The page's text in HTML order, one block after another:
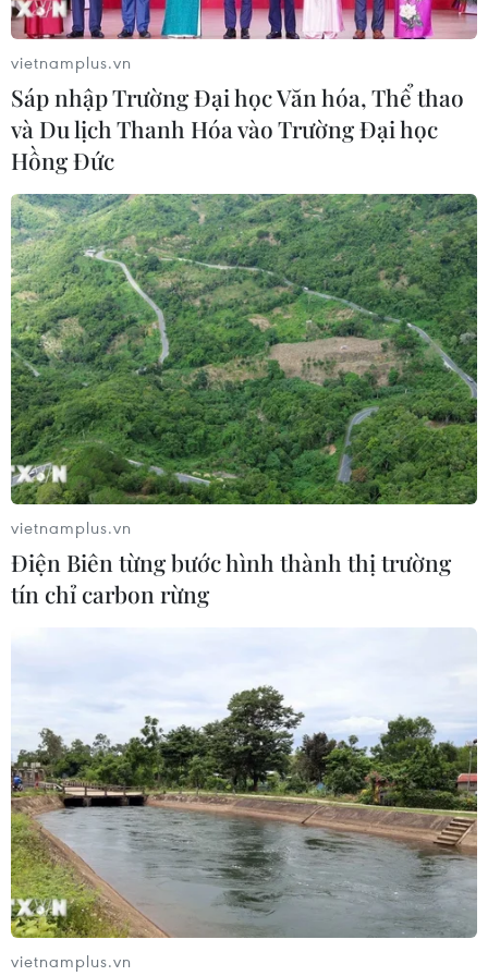
Nước thải từ máy bay có thể giúp
phát hiện sớm nguy cơ đại dịch
06/08/2026 22:30
Tây Ban Nha: 100 người thiệt mạng
trong vụ vượt biển ồ ạt vào Ceuta
06/08/2026 16:03
Đức tuyên án chung thân đối tượng
gây vụ lao xe vào đám đông ở
Munich
06/08/2026 15:57
Italy và Hy Lạp trở thành điểm nóng
của virus Tây sông Nile
06/08/2026 13:24
06/08/2026 08:36
Làn sóng tấn công mạng nhằm vào
các quỹ đầu cơ lớn của Mỹ
06/08/2026 06:47
Anh công bố kết quả điều tra ban
vietnamplus.vn
Sáp nhập Trường Đại học Văn hóa, Thể thao
và Du lịch Thanh Hóa vào Trường Đại học
Hồng Đức
vietnamplus.vn
Điện Biên từng bước hình thành thị trường
tín chỉ carbon rừng
vietnamplus.vn